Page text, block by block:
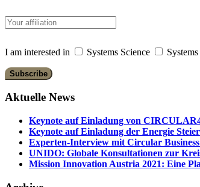
I am interested in Systems Science
Aktuelle News
Keynote auf Einladung von
Keynote auf Einladung der Energie
Experten-Interview mit Circular
UNIDO: Globale Konsultationen zur
Mission Innovation Austria 2021: Eine